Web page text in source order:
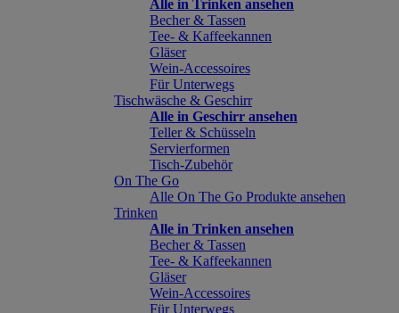
Alle in Trinken ansehen
Becher & Tassen
Tee- & Kaffeekannen
Gläser
Wein-Accessoires
Für Unterwegs
Tischwäsche & Geschirr
Alle in Geschirr ansehen
Teller & Schüsseln
Servierformen
Tisch-Zubehör
On The Go
Alle On The Go Produkte ansehen
Trinken
Alle in Trinken ansehen
Becher & Tassen
Tee- & Kaffeekannen
Gläser
Wein-Accessoires
Für Unterwegs